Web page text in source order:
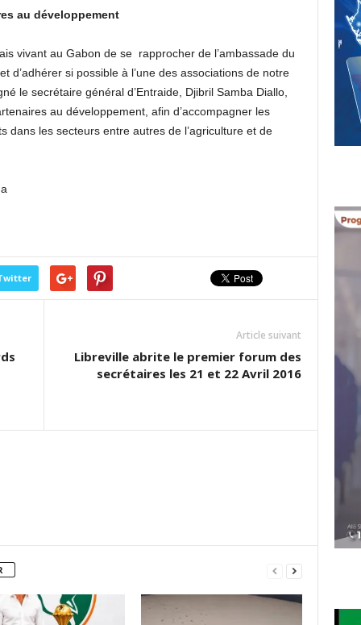
au développement
vivant au Gabon de se rapprocher de l’ambassade du
d’adhérer si possible à l’une des associations de notre
le secrétaire général d’Entraide, Djibril Samba Diallo,
au développement, afin d’accompagner les
dans les secteurs entre autres de l’agriculture et de
Article suivant
Libreville abrite le premier forum des
secrétaires les 21 et 22 Avril 2016